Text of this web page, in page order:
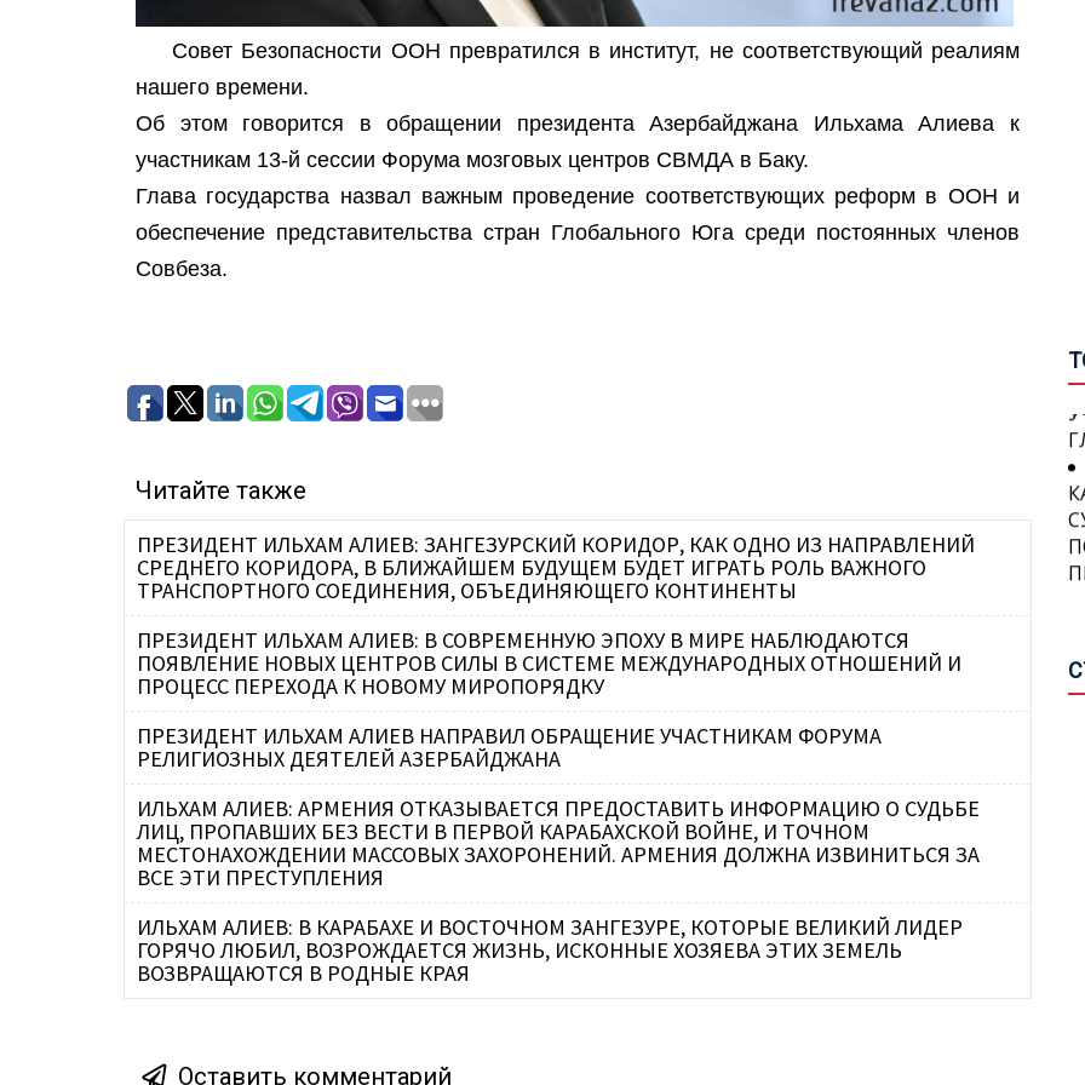
Совет Безопасности ООН превратился в институт, не соответствующий реалиям
нашего времени.
Об этом говорится в обращении президента Азербайджана Ильхама Алиева к
участникам 13-й сессии Форума мозговых центров СВМДА в Баку.
Глава государства назвал важным проведение соответствующих реформ в ООН и
обеспечение представительства стран Глобального Юга среди постоянных членов
Совбеза.
Читайте также
ПРЕЗИДЕНТ ИЛЬХАМ АЛИЕВ: ЗАНГЕЗУРСКИЙ КОРИДОР, КАК ОДНО ИЗ НАПРАВЛЕНИЙ
СРЕДНЕГО КОРИДОРА, В БЛИЖАЙШЕМ БУДУЩЕМ БУДЕТ ИГРАТЬ РОЛЬ ВАЖНОГО
ТРАНСПОРТНОГО СОЕДИНЕНИЯ, ОБЪЕДИНЯЮЩЕГО КОНТИНЕНТЫ
ПРЕЗИДЕНТ ИЛЬХАМ АЛИЕВ: В СОВРЕМЕННУЮ ЭПОХУ В МИРЕ НАБЛЮДАЮТСЯ
ПОЯВЛЕНИЕ НОВЫХ ЦЕНТРОВ СИЛЫ В СИСТЕМЕ МЕЖДУНАРОДНЫХ ОТНОШЕНИЙ И
ПРОЦЕСС ПЕРЕХОДА К НОВОМУ МИРОПОРЯДКУ
ПРЕЗИДЕНТ ИЛЬХАМ АЛИЕВ НАПРАВИЛ ОБРАЩЕНИЕ УЧАСТНИКАМ ФОРУМА
РЕЛИГИОЗНЫХ ДЕЯТЕЛЕЙ АЗЕРБАЙДЖАНА
ИЛЬХАМ АЛИЕВ: АРМЕНИЯ ОТКАЗЫВАЕТСЯ ПРЕДОСТАВИТЬ ИНФОРМАЦИЮ О СУДЬБЕ
ЛИЦ, ПРОПАВШИХ БЕЗ ВЕСТИ В ПЕРВОЙ КАРАБАХСКОЙ ВОЙНЕ, И ТОЧНОМ
МЕСТОНАХОЖДЕНИИ МАССОВЫХ ЗАХОРОНЕНИЙ. АРМЕНИЯ ДОЛЖНА ИЗВИНИТЬСЯ ЗА
ВСЕ ЭТИ ПРЕСТУПЛЕНИЯ
ИЛЬХАМ АЛИЕВ: В КАРАБАХЕ И ВОСТОЧНОМ ЗАНГЕЗУРЕ, КОТОРЫЕ ВЕЛИКИЙ ЛИДЕР
ГОРЯЧО ЛЮБИЛ, ВОЗРОЖДАЕТСЯ ЖИЗНЬ, ИСКОННЫЕ ХОЗЯЕВА ЭТИХ ЗЕМЕЛЬ
ВОЗВРАЩАЮТСЯ В РОДНЫЕ КРАЯ
Оставить комментарий